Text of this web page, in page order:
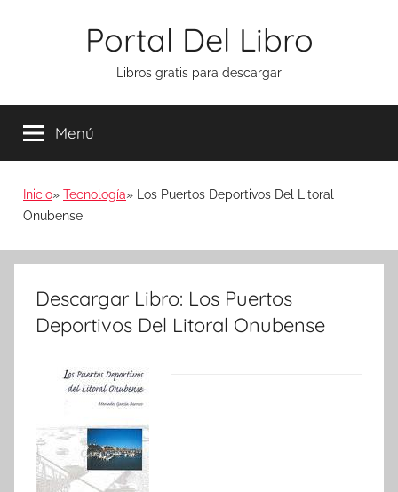
Portal Del Libro
Libros gratis para descargar
Menú
Inicio Tecnología
Los Puertos Deportivos Del Litoral
Onubense
Descargar Libro: Los Puertos
Deportivos Del Litoral Onubense